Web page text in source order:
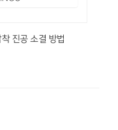
진공 소결 방법